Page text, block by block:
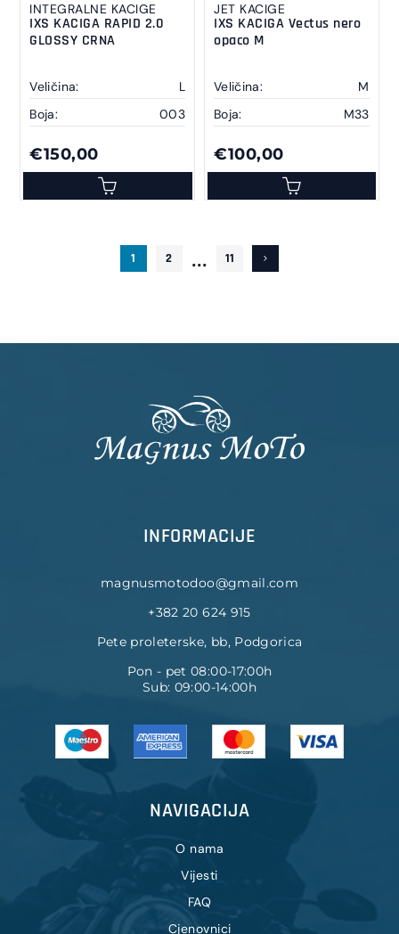
INTEGRALNE KACIGE
IXS KACIGA RAPID 2.0
GLOSSY CRNA
Veličina:
L
Boja:
003
€150,00
JET KACIGE
IXS KACIGA Vectus nero
opaco M
Veličina:
M
Boja:
M33
€100,00
1 2 ... 11
NAVIGACIJA
O nama
Vijesti
FAQ
Cjenovnici
INFORMACIJE
magnusmotodoo@gmail.com
+382 20 624 915
Pete proleterske, bb, Podgorica
Pon - pet 08:00-17:00h
Sub: 09:00-14:00h